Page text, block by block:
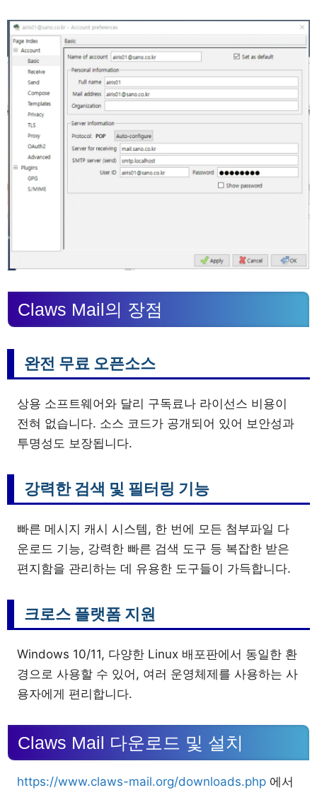
Claws Mail의 장점
완전 무료 오픈소스
상용 소프트웨어와 달리 구독료나 라이선스 비용이
전혀 없습니다. 소스 코드가 공개되어 있어 보안성과
투명성도 보장됩니다.
강력한 검색 및 필터링 기능
빠른 메시지 캐시 시스템, 한 번에 모든 첨부파일 다
운로드 기능, 강력한 빠른 검색 도구 등 복잡한 받은
편지함을 관리하는 데 유용한 도구들이 가득합니다.
크로스 플랫폼 지원
Windows 10/11, 다양한 Linux 배포판에서 동일한 환
경으로 사용할 수 있어, 여러 운영체제를 사용하는 사
용자에게 편리합니다.
Claws Mail 다운로드 및 설치
https://www.claws-mail.org/downloads.php 에서